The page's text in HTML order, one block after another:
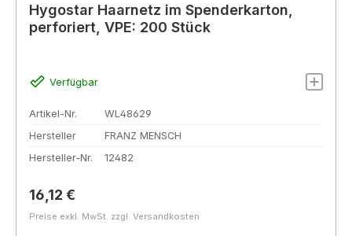
Hygostar Haarnetz im Spenderkarton,
perforiert, VPE: 200 Stück
Verfügbar
Artikel-Nr.
WL48629
Hersteller
FRANZ MENSCH
Hersteller-Nr.
12482
Regulärer Preis:
16,12 €
Preise exkl. MwSt. zzgl. Versandkosten